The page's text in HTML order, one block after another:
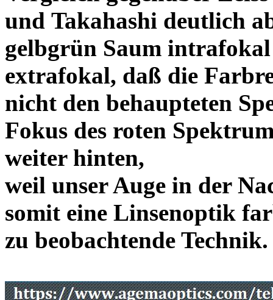
und Takahashi deutlich
gelbgrün Saum
extrafokal, daß die
nicht den behaupteten
Fokus des roten
weiter hinten,
weil unser Auge in der
somit eine Linsenoptik
zu beobachtende